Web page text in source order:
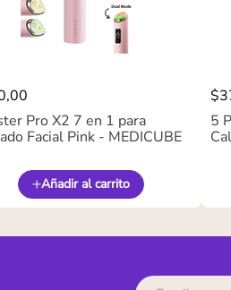
,00
Pro X2 7 en 1 para
Facial Pink - MEDICUBE
Añadir al carrito
$
5